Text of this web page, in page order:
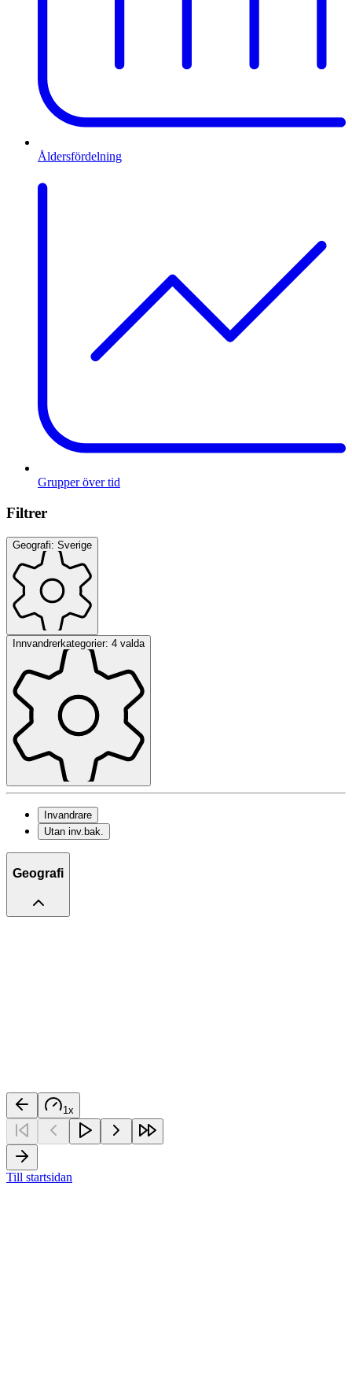
Åldersfördelning
Grupper över tid
Filtrer
Geografi: Sverige
Innvandrerkategorier: 4 valda
Invandrare
Utan inv.bak.
Geografi
1x
Till startsidan